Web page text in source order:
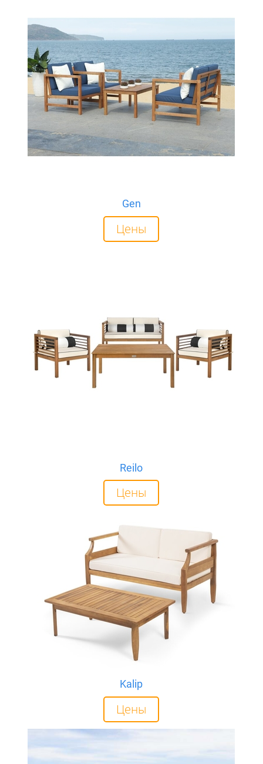
Gen
Цены
Reilo
Цены
Kalip
Цены